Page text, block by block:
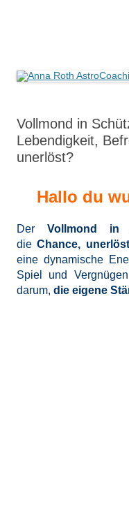
Vollmond in
Lebendigkeit,
unerlöst?
Hallo du
DerVollmond in
die Chance,
eine dynamische
Spiel und
darum, die eigene